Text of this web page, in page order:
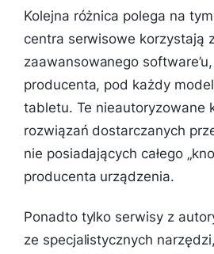
Kolejna różnica polega na
centra serwisowe korzystają
zaawansowanego
producenta, pod każdy
tabletu. Te nieautoryzowane
rozwiązań dostarczanych
nie posiadających całego
producenta urządzenia.
Ponadto tylko serwisy z
ze specjalistycznych